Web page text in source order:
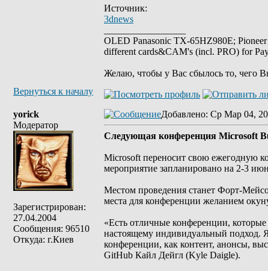
Источник:
3dnews
OLED Panasonic TX-65HZ980E;
different cards&CAM's (incl. PRO) for
Желаю, чтобы у Вас сбылось то, чего
Вернуться к началу
yorick
Модератор
Зарегистрирован:
27.04.2004
Сообщения: 96510
Откуда: г.Киев
Добавлено: Ср Мар 04,
Следующая конференция Microsoft
Microsoft переносит свою ежегодную
мероприятие запланировано на 2-3
Местом проведения станет Форт-
места для конференции желанием
«Есть отличные конференции,
настоящему индивидуальный подход.
конференции, как контент, анонсы,
GitHub Кайл Дейгл (Kyle Daigle).